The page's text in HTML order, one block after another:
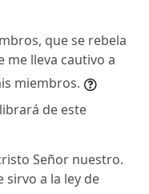
que se rebela
me lleva cautivo a
miembros.
de este
Señor nuestro.
sirvo a la ley de